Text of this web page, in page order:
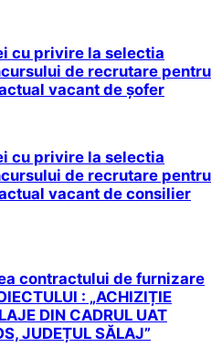
cu privire la selectia
de recrutare pentru
vacant de șofer
cu privire la selectia
de recrutare pentru
vacant de consilier
contractului de furnizare
: „ACHIZIȚIE
DIN CADRUL UAT
JUDEȚUL SĂLAJ”